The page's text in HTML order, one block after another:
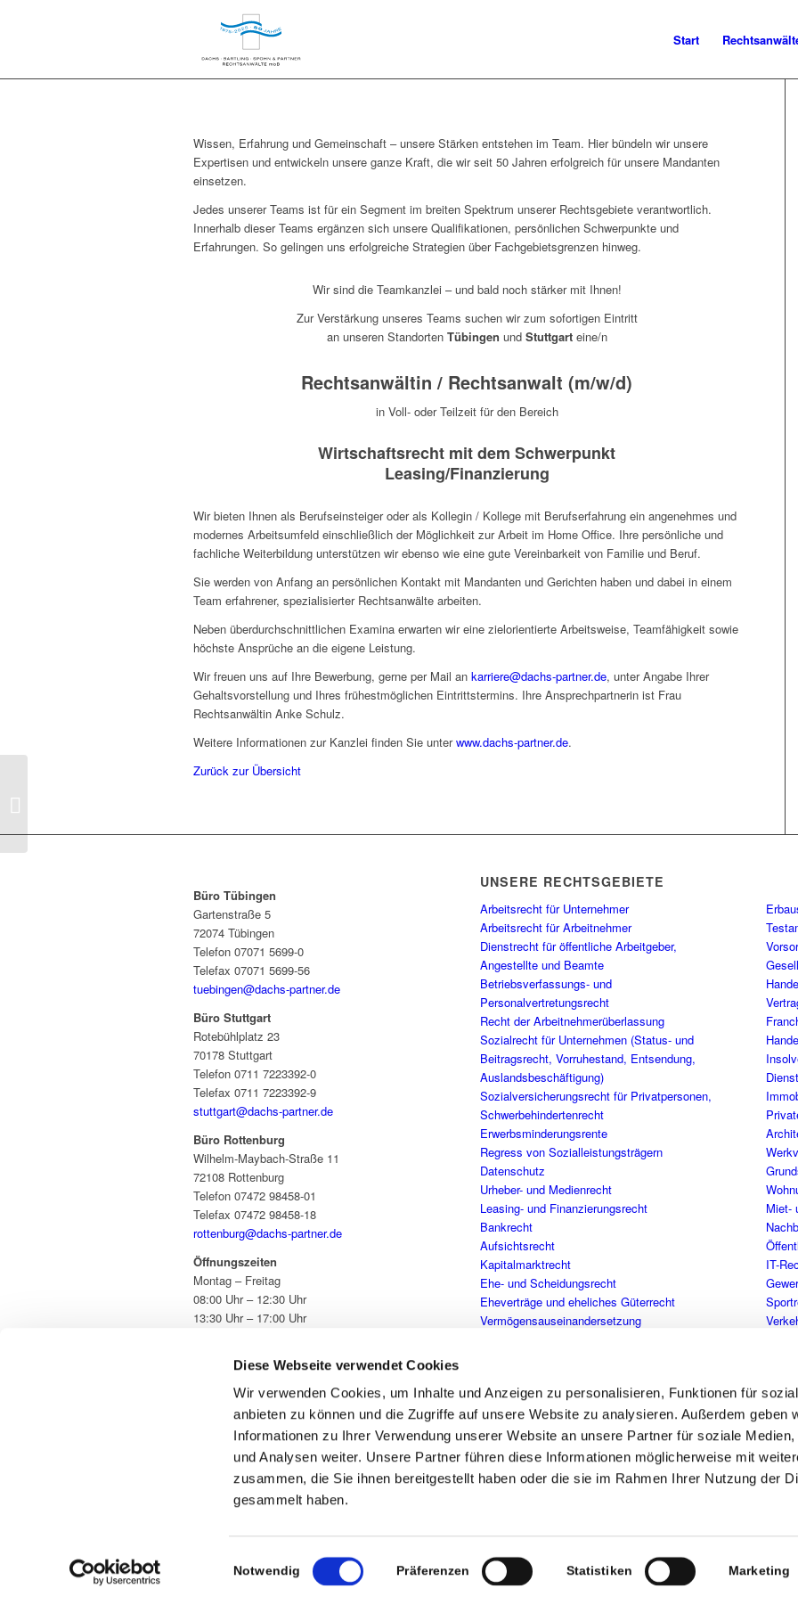
Diese Webseite verwendet Cookies
Wir verwenden Cookies, um Inhalte und Anzeigen zu personalisieren, Funktionen für
anbieten zu können und die Zugriffe auf unsere Website zu analysieren. Außerdem geben
Informationen zu Ihrer Verwendung unserer Website an unsere Partner für soziale Medien,
und Analysen weiter. Unsere Partner führen diese Informationen möglicherweise mit
zusammen, die Sie ihnen bereitgestellt haben oder die sie im Rahmen Ihrer Nutzung der
gesammelt haben.
Einwilligungsauswahl
Notwendig Präferenzen Statistiken Marketing
Start
Wissen, Erfahrung und Gemeinschaft – unsere Stärken entstehen im Team. Hier bündeln wir unsere
Expertisen und entwickeln unsere ganze Kraft, die wir seit 50 Jahren erfolgreich für unsere Mandanten
einsetzen.
Jedes unserer Teams ist für ein Segment im breiten Spektrum unserer Rechtsgebiete verantwortlich.
Innerhalb dieser Teams ergänzen sich unsere Qualifikationen, persönlichen Schwerpunkte und
Erfahrungen. So gelingen uns erfolgreiche Strategien über Fachgebietsgrenzen hinweg.
Wir sind die Teamkanzlei – und bald noch stärker mit Ihnen!
Zur Verstärkung unseres Teams suchen wir zum sofortigen Eintritt
an unseren Standorten Tübingen und Stuttgarteine/n
Rechtsanwältin / Rechtsanwalt (m/w/d)
in Voll- oder Teilzeit für den Bereich
Wirtschaftsrecht mit dem Schwerpunkt
Leasing/Finanzierung
Wir bieten Ihnen als Berufseinsteiger oder als Kollegin / Kollege mit Berufserfahrung ein angenehmes und
modernes Arbeitsumfeld einschließlich der Möglichkeit zur Arbeit im Home Office. Ihre persönliche und
fachliche Weiterbildung unterstützen wir ebenso wie eine gute Vereinbarkeit von Familie und Beruf.
Sie werden von Anfang an persönlichen Kontakt mit Mandanten und Gerichten haben und dabei in einem
Team erfahrener, spezialisierter Rechtsanwälte arbeiten.
Neben überdurchschnittlichen Examina erwarten wir eine zielorientierte Arbeitsweise, Teamfähigkeit sowie
höchste Ansprüche an die eigene Leistung.
Wir freuen uns auf Ihre Bewerbung, gerne per Mail an karriere@dachs-partner.de, unter Angabe Ihrer
Gehaltsvorstellung und Ihres frühestmöglichen Eintrittstermins. Ihre Ansprechpartnerin ist Frau
Rechtsanwältin Anke Schulz.
Weitere Informationen zur Kanzlei finden Sie unterwww.dachs-partner.de.
Zurück zur Übersicht
Büro Tübingen
Gartenstraße 5
72074 Tübingen
Telefon 07071 5699-0
Telefax 07071 5699-56
tuebingen@dachs-partner.de
Büro Stuttgart
Rotebühlplatz 23
70178 Stuttgart
Telefon 0711 7223392-0
Telefax 0711 7223392-9
stuttgart@dachs-partner.de
Büro Rottenburg
Wilhelm-Maybach-Straße 11
72108 Rottenburg
Telefon 07472 98458-01
Telefax 07472 98458-18
rottenburg@dachs-partner.de
Öffnungszeiten
Montag – Freitag
08:00 Uhr – 12:30 Uhr
13:30 Uhr – 17:00 Uhr
UNSERE RECHTSGEBIETE
Arbeitsrecht für Unternehmer
Arbeitsrecht für Arbeitnehmer
Dienstrecht für öffentliche Arbeitgeber,
Angestellte und Beamte
Betriebsverfassungs- und
Personalvertretungsrecht
Recht der Arbeitnehmerüberlassung
Sozialrecht für Unternehmen (Status- und
Beitragsrecht, Vorruhestand, Entsendung,
Auslandsbeschäftigung)
Sozialversicherungsrecht für Privatpersonen,
Schwerbehindertenrecht
Erwerbsminderungsrente
Regress von Sozialleistungsträgern
Datenschutz
Urheber- und Medienrecht
Leasing- und Finanzierungsrecht
Bankrecht
Aufsichtsrecht
Kapitalmarktrecht
Ehe- und Scheidungsrecht
Eheverträge und eheliches Güterrecht
Vermögensauseinandersetzung
Zwangsversteigerung
Mediation
Adoptionsrecht
Erbrechtliche Gestaltung (Testament,
Erbvertrag)
Pflichtteilsrecht
Miet-
IT-
© Copyright - Dachs Bartling Spohn & Partner Rechtsanwälte mbB